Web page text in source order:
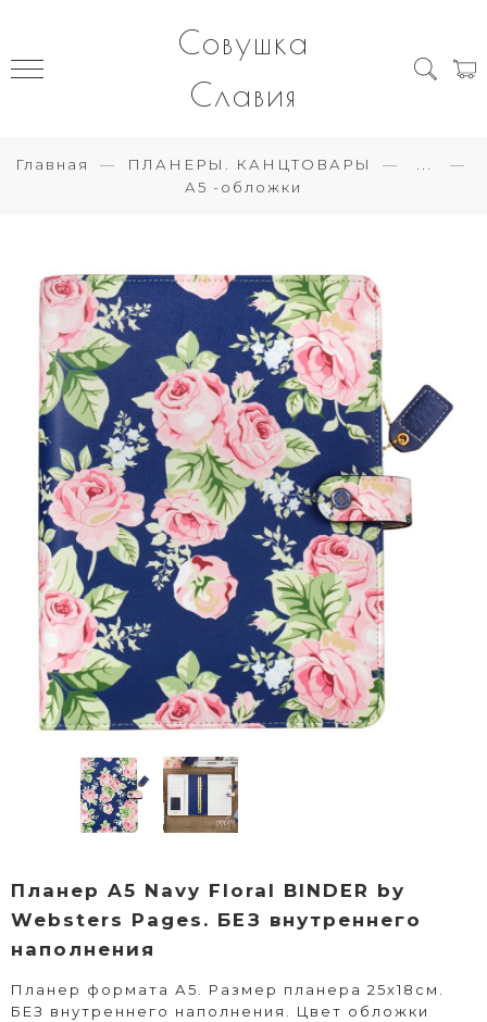
Совушка
Славия
Главная ПЛАНЕРЫ. КАНЦТОВАРЫ
А5 -обложки
Планер A5 Navy Floral BINDER by
Websters Pages. БЕЗ внутреннего
наполнения
Планер формата А5. Размер планера 25х18см.
БЕЗ внутреннего наполнения. Цвет обложки